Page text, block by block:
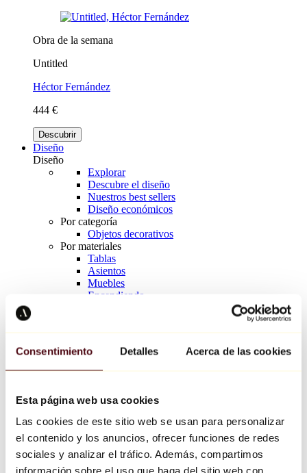
Consentimiento Detalles Acerca de las cookies
Esta página web usa cookies
Las cookies de este sitio web se usan para personalizar
el contenido y los anuncios, ofrecer funciones de redes
sociales y analizar el tráfico. Además, compartimos
información sobre el uso que haga del sitio web con
Obra de la semana
Untitled
Héctor Fernández
444 €
Descubrir
Diseño
Diseño
Explorar
Descubre el diseño
Nuestros best sellers
Diseño económicos
Por categoría
Objetos decorativos
Por materiales
Tablas
Asientos
Muebles
Encendiendo
Richard Orlinski
Keith Haring
Jeff Koons
Jean-Michel Basquiat
Todos los diseñadores
Obra de la semana